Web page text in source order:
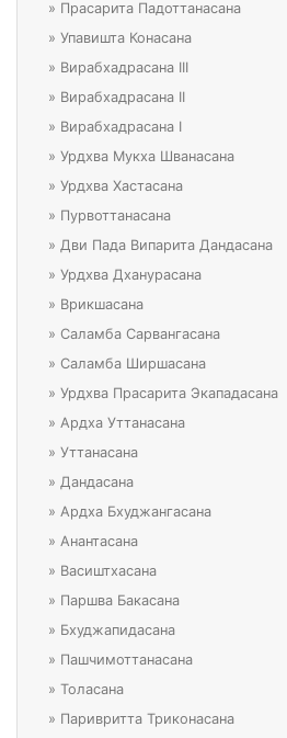
» Прасарита Падоттанасана
» Упавишта Конасана
» Вирабхадрасана III
» Вирабхадрасана II
» Вирабхадрасана I
» Урдхва Мукха Шванасана
» Урдхва Хастасана
» Пурвоттанасана
» Дви Пада Випарита Дандасана
» Урдхва Дханурасана
» Врикшасана
» Саламба Сарвангасана
» Саламба Ширшасана
» Урдхва Прасарита Экападасана
» Ардха Уттанасана
» Уттанасана
» Дандасана
» Ардха Бхуджангасана
» Анантасана
» Васиштхасана
» Паршва Бакасана
» Бхуджапидасана
» Пашчимоттанасана
» Толасана
» Паривритта Триконасана